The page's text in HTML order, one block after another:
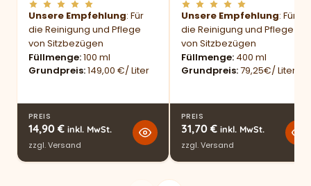
Unsere Empfehlung: Für
die Reinigung und Pflege
von Sitzbezügen
Füllmenge 100 ml
Grundpreis 149,00 €/ Liter
PREIS
14,90 € inkl. MwSt.
zzgl.Versand
Unsere Empfehlung: Für
die Reinigung und Pflege
von Sitzbezügen
Füllmenge 400 ml
Grundpreis 79,25€/ Liter
PREIS
31,70 € inkl. MwSt.
zzgl.Versand